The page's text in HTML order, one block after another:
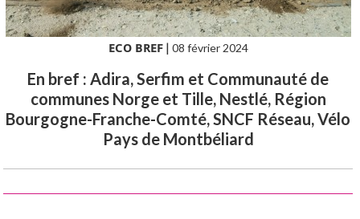
ECO BREF| 08 février 2024
En bref : Adira, Serfim et Communauté de
communes Norge et Tille, Nestlé, Région
Bourgogne-Franche-Comté, SNCF Réseau, Vélo
Pays de Montbéliard